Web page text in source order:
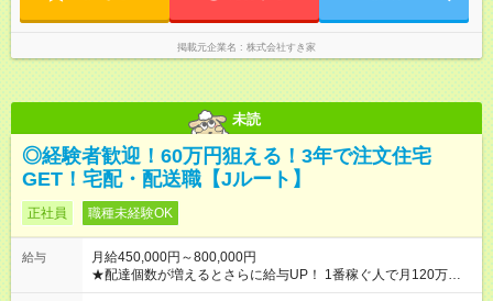
掲載元企業名 株式会社すき家
未読
◎経験者歓迎！60万円狙える！3年で注文住宅
GET！宅配・配送職【Jルート】
正社員 職種未経験OK
給与
月給450,000円～800,000円
★配達個数が増えるとさらに給与UP！ 1番稼ぐ人で月120万ほ
ど！ ・主要都市エリア 月収55万円／週5日稼働 月収65万~112